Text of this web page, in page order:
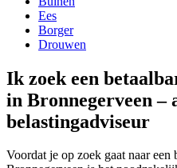
Ees
Borger
Drouwen
Ik zoek een
in Bronnegerveen –
belastingadviseur
Voordat je op zoek gaat naar een